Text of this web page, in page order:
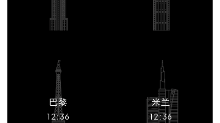
巴黎
12:36
米兰
12:36